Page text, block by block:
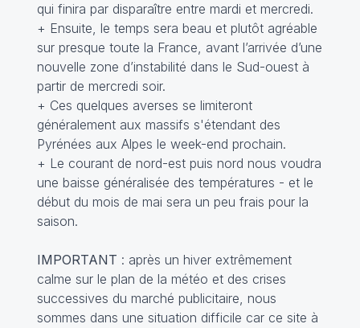
qui finira par disparaître entre mardi et mercredi.
+ Ensuite, le temps sera beau et plutôt agréable
sur presque toute la France, avant l’arrivée d’une
nouvelle zone d’instabilité dans le Sud-ouest à
partir de mercredi soir.
+ Ces quelques averses se limiteront
généralement aux massifs s'étendant des
Pyrénées aux Alpes le week-end prochain.
+ Le courant de nord-est puis nord nous voudra
une baisse généralisée des températures - et le
début du mois de mai sera un peu frais pour la
saison.
IMPORTANT : après un hiver extrêmement
calme sur le plan de la météo et des crises
successives du marché publicitaire, nous
sommes dans une situation difficile car ce site à